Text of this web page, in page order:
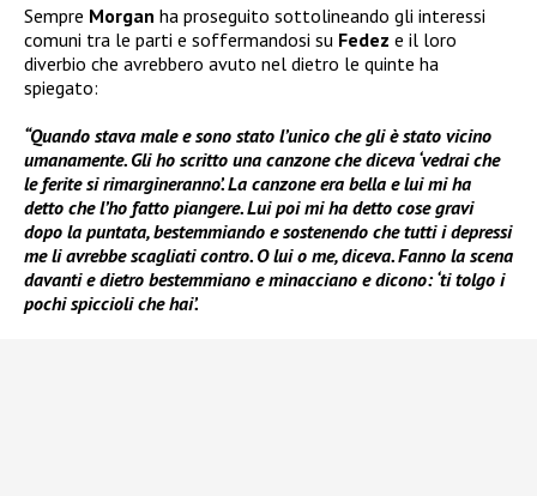
Sempre Morgan ha proseguito sottolineando gli interessi
comuni tra le parti e soffermandosi su Fedez e il loro
diverbio che avrebbero avuto nel dietro le quinte ha
spiegato:
“Quando stava male e sono stato l’unico che gli è stato vicino
umanamente. Gli ho scritto una canzone che diceva ‘vedrai che
le ferite si rimargineranno’. La canzone era bella e lui mi ha
detto che l’ho fatto piangere. Lui poi mi ha detto cose gravi
dopo la puntata, bestemmiando e sostenendo che tutti i depressi
me li avrebbe scagliati contro. O lui o me, diceva. Fanno la scena
davanti e dietro bestemmiano e minacciano e dicono: ‘ti tolgo i
pochi spiccioli che hai’.